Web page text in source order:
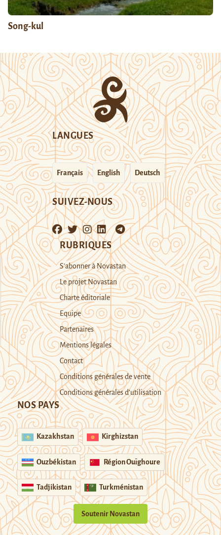
Song-kul
LANGUES
Français English Deutsch
SUIVEZ-NOUS
RUBRIQUES
S’abonner à Novastan
Le projet Novastan
Charte éditoriale
Equipe
Partenaires
Mentions légales
Contact
Conditions générales de vente
Conditions générales d’utilisation
NOS PAYS
Kazakhstan Kirghizstan
Ouzbékistan Région Ouïghoure
Tadjikistan Turkménistan
Soutenir Novastan